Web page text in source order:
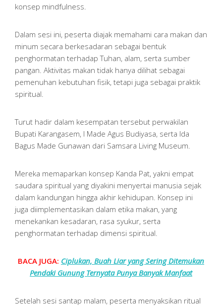
konsep mindfulness.
Dalam sesi ini, peserta diajak memahami cara makan dan
minum secara berkesadaran sebagai bentuk
penghormatan terhadap Tuhan, alam, serta sumber
pangan. Aktivitas makan tidak hanya dilihat sebagai
pemenuhan kebutuhan fisik, tetapi juga sebagai praktik
spiritual.
Turut hadir dalam kesempatan tersebut perwakilan
Bupati Karangasem, I Made Agus Budiyasa, serta Ida
Bagus Made Gunawan dari Samsara Living Museum.
Mereka memaparkan konsep Kanda Pat, yakni empat
saudara spiritual yang diyakini menyertai manusia sejak
dalam kandungan hingga akhir kehidupan. Konsep ini
juga diimplementasikan dalam etika makan, yang
menekankan kesadaran, rasa syukur, serta
penghormatan terhadap dimensi spiritual.
BACA JUGA: Ciplukan, Buah Liar yang Sering Ditemukan
Pendaki Gunung Ternyata Punya Banyak Manfaat
Setelah sesi santap malam, peserta menyaksikan ritual